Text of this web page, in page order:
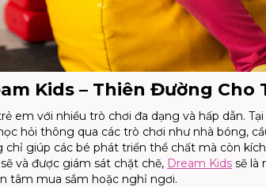
Kids – Thiên Đường Cho
em với nhiều trò chơi đa dạng và hấp dẫn.
hỏi thông qua các trò chơi như nhà bóng,
giúp các bé phát triển thể chất mà còn
và được giám sát chặt chẽ, Dream Kids sẽ là
tâm mua sắm hoặc nghỉ ngơi.